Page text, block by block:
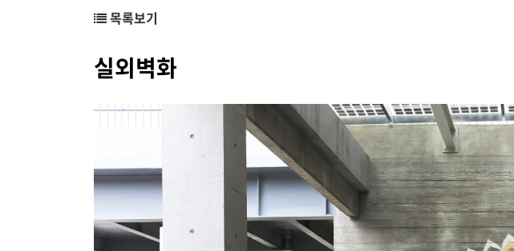
목록보기
실외벽화